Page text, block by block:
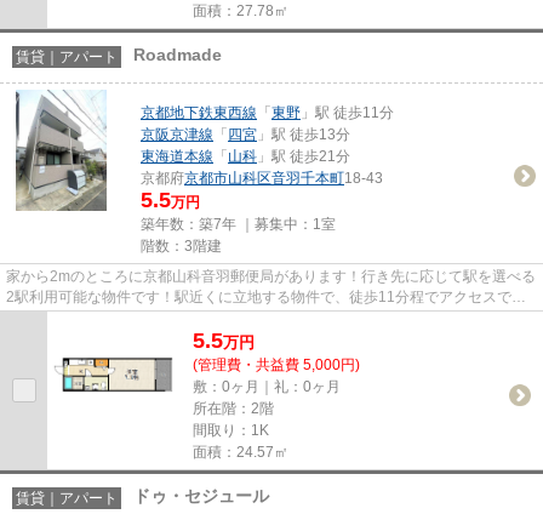
面積：27.78㎡
賃貸｜アパート Roadmade
京都地下鉄東西線 「 東野 」駅 徒歩11分
京阪京津線 「 四宮 」駅 徒歩13分
東海道本線 「 山科 」駅 徒歩21分
京都府京都市山科区音羽千本町18-43
5.5万円
築年数：築7年 ｜募集中： 1室
階数：3階建
家から2mのところに京都山科音羽郵便局があります！行き先に応じて駅を選べる
2駅利用可能な物件です！駅近くに立地する物件で、徒歩11分程でアクセスでき
5.5万円
(管理費・共益費 5,000円)
敷：0ヶ月｜礼：0ヶ月
所在階：2階
間取り：1K
面積：24.57㎡
賃貸｜アパート ドゥ・セジュール